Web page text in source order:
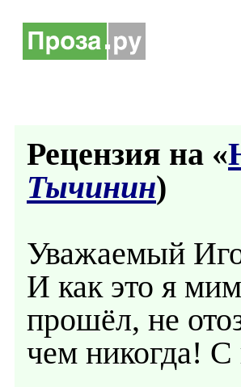
Рецензия на «
Тычинин)
Уважаемый
И как это я
прошёл, не
чем никогда!